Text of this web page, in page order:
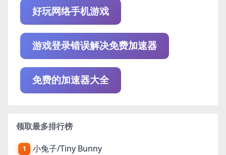
好玩网络手机游戏
游戏登录错误解决免费加速器
免费的加速器大全
领取最多排行榜
1 小兔子/Tiny Bunny